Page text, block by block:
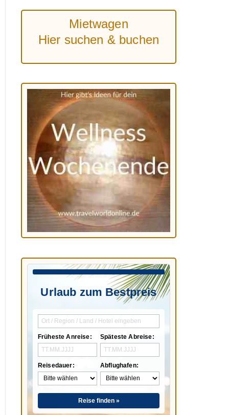
Mietwagen
Hier suchen & buchen
Urlaub zum Bestpreis
Früheste Anreise:
Reisedauer:
Späteste Abreise:
Abflughafen:
Reise finden »